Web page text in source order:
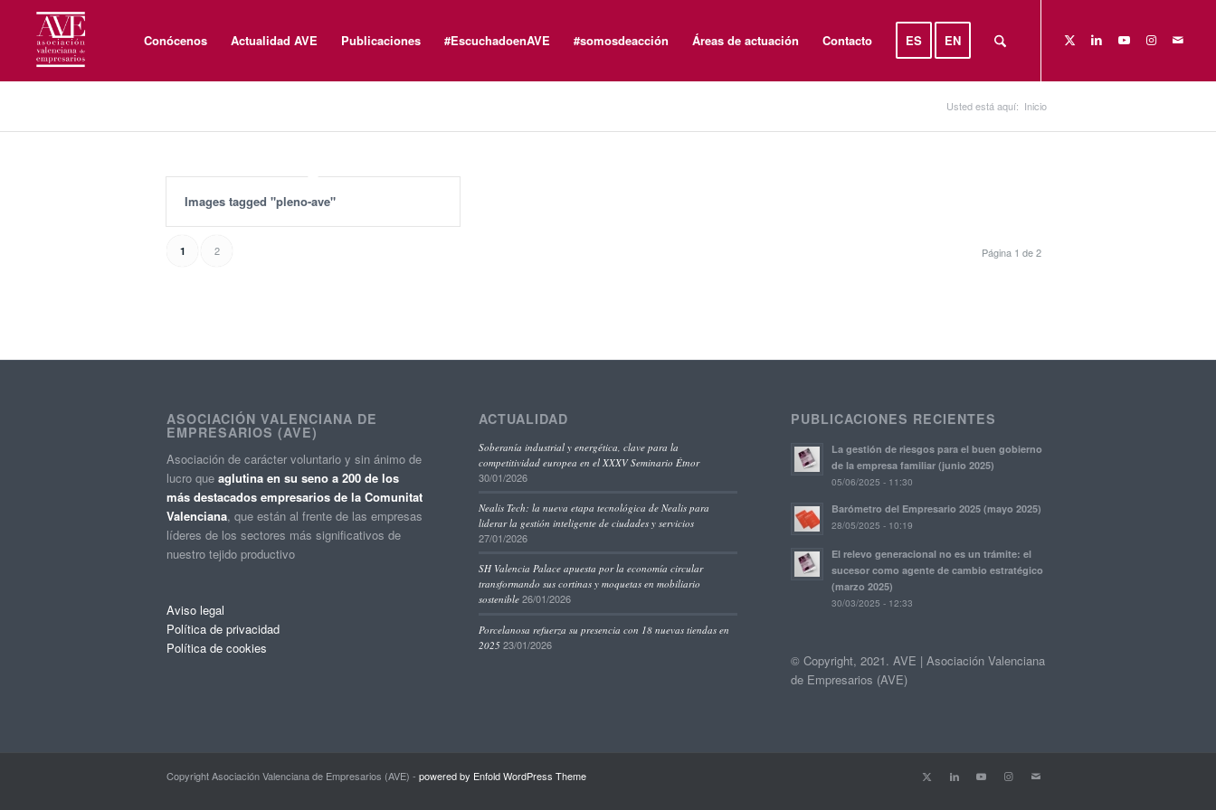
Conócenos Actualidad AVE Publicaciones #EscuchadoenAVE #somosdeacción Áreas de actuación Contacto ES EN
Usted está aquí: Inicio
Images tagged "pleno-ave"
Página 1 de 2
1 2
ASOCIACIÓN VALENCIANA DE
EMPRESARIOS (AVE)
Asociación de carácter voluntario y sin ánimo de
lucro que aglutina en su seno a 200 de los
más destacados empresarios de la Comunitat
Valenciana, que están al frente de las empresas
líderes de los sectores más significativos de
nuestro tejido productivo
Aviso legal
Política de privacidad
Política de cookies
ACTUALIDAD
Soberanía industrial y energética, clave para la
competitividad europea en el XXXV Seminario Étnor
30/01/2026
Nealis Tech: la nueva etapa tecnológica de Nealis para
liderar la gestión inteligente de ciudades y servicios
27/01/2026
SH Valencia Palace apuesta por la economía circular
transformando sus cortinas y moquetas en mobiliario
sostenible 26/01/2026
Porcelanosa refuerza su presencia con 18 nuevas tiendas en
2025 23/01/2026
PUBLICACIONES RECIENTES
La gestión de riesgos para el buen gobierno
de la empresa familiar (junio 2025)
05/06/2025 - 11:30
Barómetro del Empresario 2025 (mayo 2025)
28/05/2025 - 10:19
El relevo generacional no es un trámite: el
sucesor como agente de cambio estratégico
(marzo 2025)
30/03/2025 - 12:33
© Copyright, 2021. AVE | Asociación Valenciana
de Empresarios (AVE)
Copyright Asociación Valenciana de Empresarios (AVE) -powered by Enfold WordPress Theme